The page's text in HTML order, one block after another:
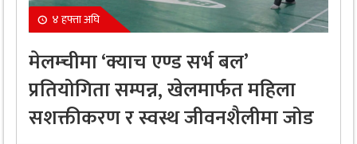
४ हफ्ता अघि
मेलम्चीमा ‘क्याच एण्ड सर्भ बल’
प्रतियोगिता सम्पन्न, खेलमार्फत महिला
सशक्तीकरण र स्वस्थ जीवनशैलीमा जोड